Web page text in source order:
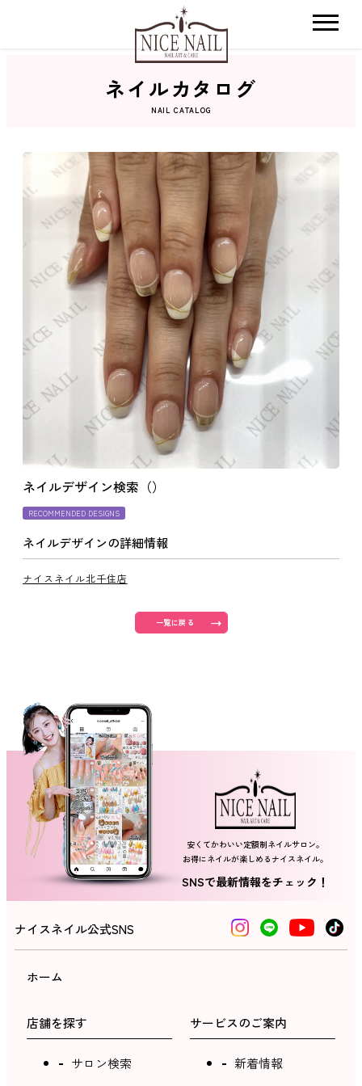
ネイルカタログ
おすすめクーポン
料金メニュー
コンセプト
よくあるご質問
ご利用の流れ
取り扱いカラー
ネイル用語
消費者志向自主宣言
採用情報
ネイルスクール
ネイルカタログ
NAIL CATALOG
ネイルデザイン検索（）
RECOMMENDED DESIGNS
ネイルデザインの詳細情報
ナイスネイル北千住店
一覧に戻る
安くてかわいい定額制ネイルサロン。
お得にネイルが楽しめるナイスネイル。
SNSで最新情報をチェック！
ナイスネイル公式SNS
ホーム
店舗を探す
サロン検索
サービスのご案内
新着情報